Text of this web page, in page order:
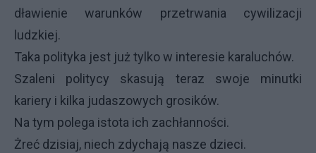
dławienie warunków przetrwania cywilizacji
ludzkiej.
Taka polityka jest już tylko w interesie karaluchów.
Szaleni politycy skasują teraz swoje minutki
kariery i kilka judaszowych grosików.
Na tym polega istota ich zachłanności.
Żreć dzisiaj, niech zdychają nasze dzieci.